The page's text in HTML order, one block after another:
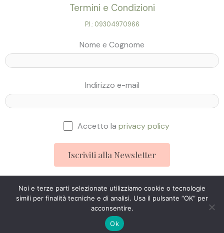
Termini e Condizioni
P.I.: 09304970966
Nome e Cognome
Indirizzo e-mail
Accetto laprivacy policy
Studio Ingegneria Web © 2025
Noi e terze parti selezionate utilizziamo cookie o tecnologie
simili per finalità tecniche e di analisi. Usa il pulsante “OK” per
acconsentire.
Ok